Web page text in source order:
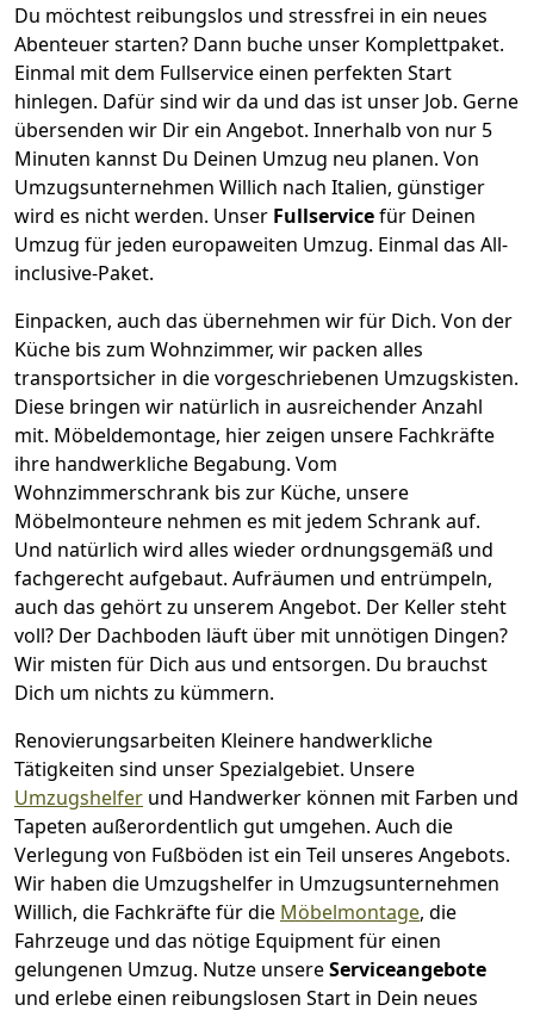
Du möchtest reibungslos und stressfrei in ein neues
Abenteuer starten? Dann buche unser Komplettpaket.
Einmal mit dem Fullservice einen perfekten Start
hinlegen. Dafür sind wir da und das ist unser Job. Gerne
übersenden wir Dir ein Angebot. Innerhalb von nur 5
Minuten kannst Du Deinen Umzug neu planen. Von
Umzugsunternehmen Willich nach Italien, günstiger
wird es nicht werden. Unser Fullservicefür Deinen
Umzug für jeden europaweiten Umzug. Einmal das All-
inclusive-Paket.
Einpacken, auch das übernehmen wir für Dich. Von der
Küche bis zum Wohnzimmer, wir packen alles
transportsicher in die vorgeschriebenen Umzugskisten.
Diese bringen wir natürlich in ausreichender Anzahl
mit. Möbeldemontage, hier zeigen unsere Fachkräfte
ihre handwerkliche Begabung. Vom
Wohnzimmerschrank bis zur Küche, unsere
Möbelmonteure nehmen es mit jedem Schrank auf.
Und natürlich wird alles wieder ordnungsgemäß und
fachgerecht aufgebaut. Aufräumen und entrümpeln,
auch das gehört zu unserem Angebot. Der Keller steht
voll? Der Dachboden läuft über mit unnötigen Dingen?
Wir misten für Dich aus und entsorgen. Du brauchst
Dich um nichts zu kümmern.
Renovierungsarbeiten Kleinere handwerkliche
Tätigkeiten sind unser Spezialgebiet. Unsere
Umzugshelfer und Handwerker können mit Farben und
Tapeten außerordentlich gut umgehen. Auch die
Verlegung von Fußböden ist ein Teil unseres Angebots.
Wir haben die Umzugshelfer in Umzugsunternehmen
Willich, die Fachkräfte für die Möbelmontage, die
Fahrzeuge und das nötige Equipment für einen
gelungenen Umzug. Nutze unsereServiceangebote
und erlebe einen reibungslosen Start in Dein neues